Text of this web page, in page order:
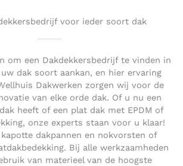
voor ieder soort dak
om een Dakdekkersbedrijf te vinden in
dak soort aankan, en hier ervaring
Dakwerken zorgen wij voor de
van elke orde dak. Of u nu een
heeft of een plat dak met EPDM of
onze experts staan voor u klaar!
dakpannen en nokvorsten of
Bij alle werkzaamheden
van materieel van de hoogste